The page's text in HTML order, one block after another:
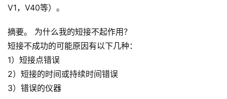
V1，V40等）。
摘要。
为什么我的短接不起作用？
短接不成功的可能原因有以下几种：
1）短接点错误
2）短接的时间或持续时间错误
3）错误的仪器